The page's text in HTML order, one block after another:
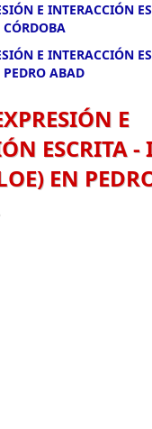
E INTERACCIÓN
E INTERACCIÓN
ABAD
E
ESCRITA
EN